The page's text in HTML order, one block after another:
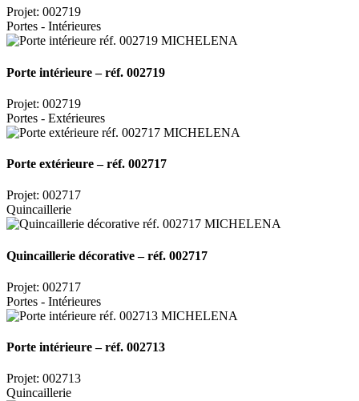
Projet: 002719
Portes - Intérieures
Porte intérieure – réf. 002719
Projet: 002719
Portes - Extérieures
Porte extérieure – réf. 002717
Projet: 002717
Quincaillerie
Quincaillerie décorative – réf. 002717
Projet: 002717
Portes - Intérieures
Porte intérieure – réf. 002713
Projet: 002713
Quincaillerie